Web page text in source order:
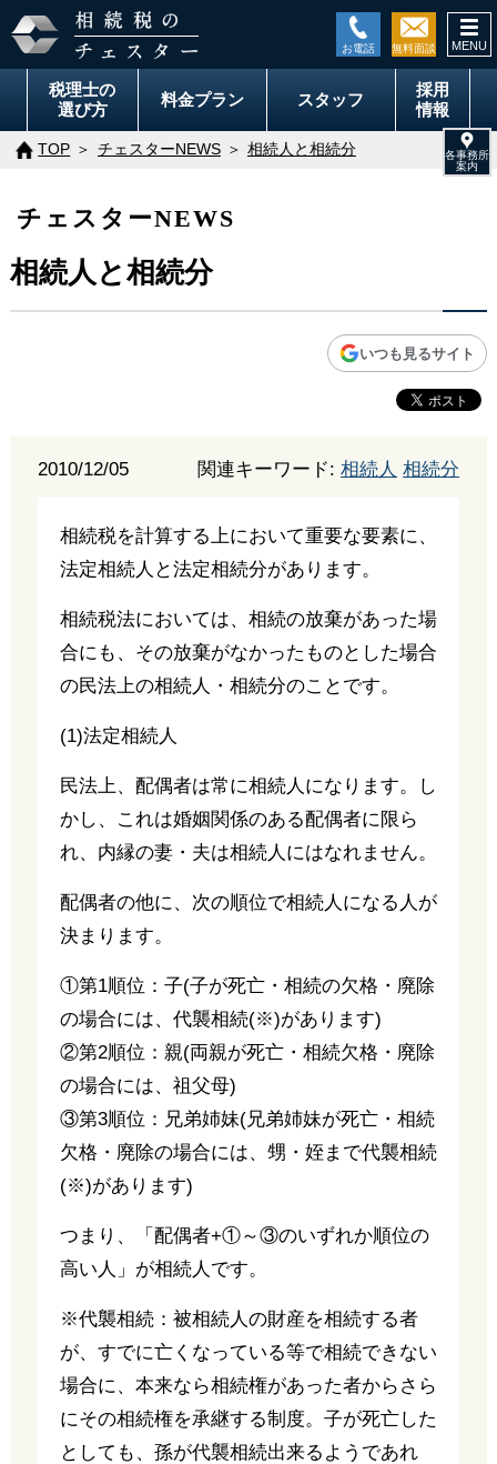
税理士の
選び方
料金プラン スタッフ
採用
情報
TOP チェスターNEWS 相続人と相続分
チェスターNEWS
相続人と相続分
いつも見るサイト
2010/12/05 関連キーワード:相続人 相続分
相続税を計算する上において重要な要素に、
法定相続人と法定相続分があります。
相続税法においては、相続の放棄があった場
合にも、その放棄がなかったものとした場合
の民法上の相続人・相続分のことです。
(1)法定相続人
民法上、配偶者は常に相続人になります。し
かし、これは婚姻関係のある配偶者に限ら
れ、内縁の妻・夫は相続人にはなれません。
配偶者の他に、次の順位で相続人になる人が
決まります。
①第1順位：子(子が死亡・相続の欠格・廃除
の場合には、代襲相続(※)があります)
②第2順位：親(両親が死亡・相続欠格・廃除
の場合には、祖父母)
③第3順位：兄弟姉妹(兄弟姉妹が死亡・相続
欠格・廃除の場合には、甥・姪まで代襲相続
(※)があります)
つまり、「配偶者+①～③のいずれか順位の
高い人」が相続人です。
※代襲相続：被相続人の財産を相続する者
が、すでに亡くなっている等で相続できない
場合に、本来なら相続権があった者からさら
にその相続権を承継する制度。子が死亡した
としても、孫が代襲相続出来るようであれ